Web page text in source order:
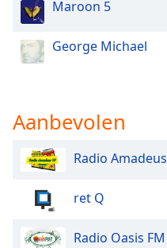
Family
Reset
Dialog
End
dialog
Maroon 5
George Michael
Aanbevolen
Radio Amadeus
ret Q
Radio Oasis FM